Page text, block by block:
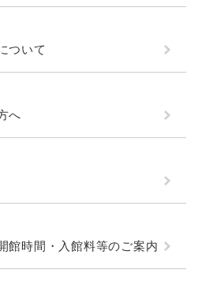
ついて
へ
時間・入館料等のご案内